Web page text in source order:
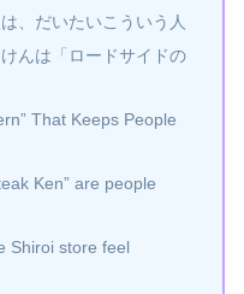
、だいたいこういう人
んは「ロードサイドの
That Keeps People
Ken” are people
Shiroi store feel